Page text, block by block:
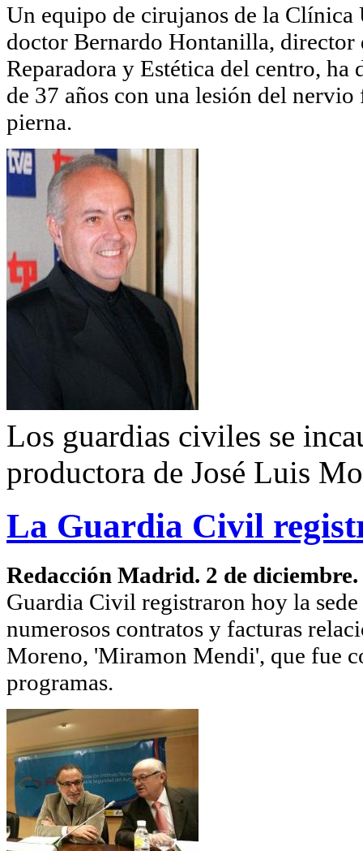
Un equipo de cirujanos de la
doctor Bernardo Hontanilla, director
Reparadora y Estética del centro,
de 37 años con una lesión del
pierna.
Los guardias civiles se
productora de José Luis
La Guardia Civil
Redacción Madrid. 2 de diciembre.
Guardia Civil registraron hoy la
numerosos contratos y facturas
Moreno, 'Miramon Mendi', que fue
programas.